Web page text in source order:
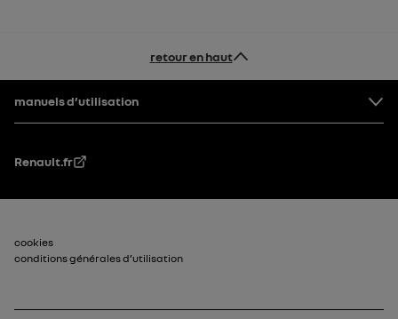
retour en haut
Pied de page
manuels d’utilisation
Renault.fr
Pied de page_2
cookies
conditions générales d’utilisation